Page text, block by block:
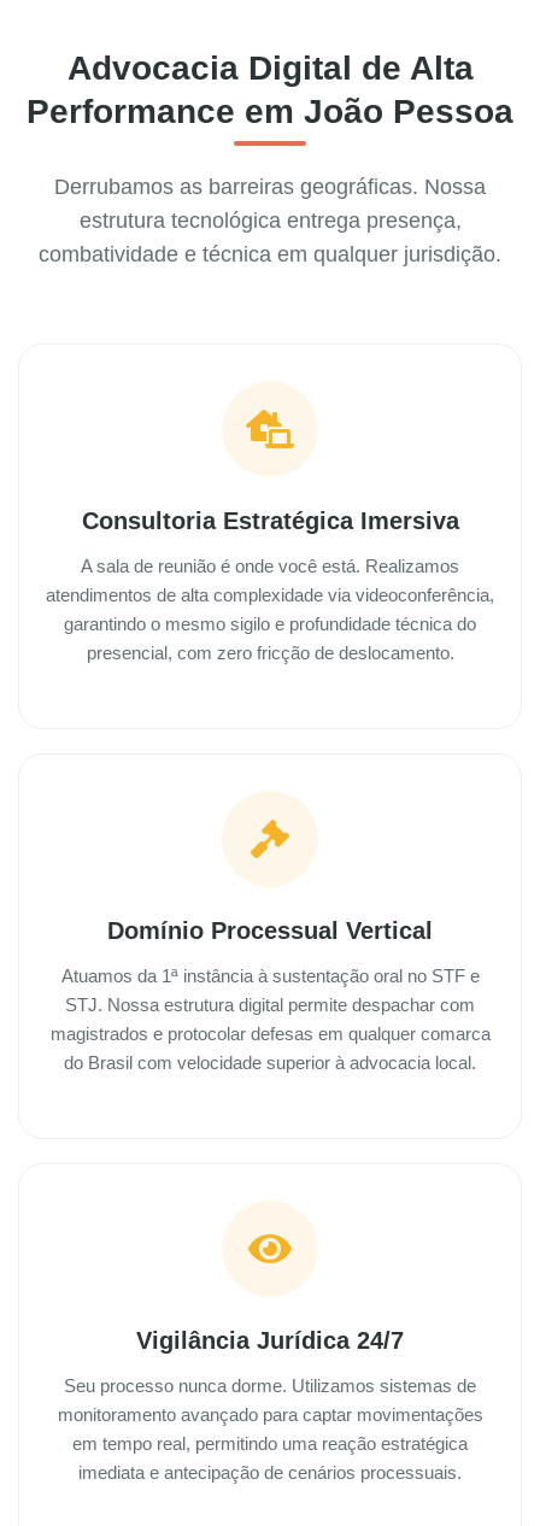
Advocacia Digital de Alta
Performance em João Pessoa
Derrubamos as barreiras geográficas. Nossa
estrutura tecnológica entrega presença,
combatividade e técnica em qualquer jurisdição.
Consultoria Estratégica Imersiva
A sala de reunião é onde você está. Realizamos
atendimentos de alta complexidade via videoconferência,
garantindo o mesmo sigilo e profundidade técnica do
presencial, com zero fricção de deslocamento.
Domínio Processual Vertical
Atuamos da 1ª instância à sustentação oral no STF e
STJ. Nossa estrutura digital permite despachar com
magistrados e protocolar defesas em qualquer comarca
do Brasil com velocidade superior à advocacia local.
Vigilância Jurídica 24/7
Seu processo nunca dorme. Utilizamos sistemas de
monitoramento avançado para captar movimentações
em tempo real, permitindo uma reação estratégica
imediata e antecipação de cenários processuais.